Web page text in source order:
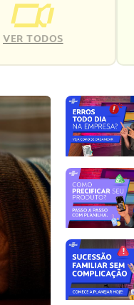
VER TODOS